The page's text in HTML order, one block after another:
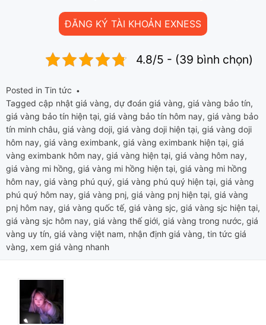
ĐĂNG KÝ TÀI KHOẢN EXNESS
4.8/5 - (39 bình chọn)
Posted in Tin tức
Tagged cập nhật giá vàng, dự đoán giá vàng, giá vàng bảo tín,
giá vàng bảo tín hiện tại, giá vàng bảo tín hôm nay, giá vàng bảo
tín minh châu, giá vàng doji, giá vàng doji hiện tại, giá vàng doji
hôm nay, giá vàng eximbank, giá vàng eximbank hiện tại, giá
vàng eximbank hôm nay, giá vàng hiện tại, giá vàng hôm nay,
giá vàng mi hồng, giá vàng mi hồng hiện tại, giá vàng mi hồng
hôm nay, giá vàng phú quý, giá vàng phú quý hiện tại, giá vàng
phú quý hôm nay, giá vàng pnj, giá vàng pnj hiện tại, giá vàng
pnj hôm nay, giá vàng quốc tế, giá vàng sjc, giá vàng sjc hiện tại,
giá vàng sjc hôm nay, giá vàng thế giới, giá vàng trong nước, giá
vàng uy tín, giá vàng việt nam, nhận định giá vàng, tin tức giá
vàng, xem giá vàng nhanh